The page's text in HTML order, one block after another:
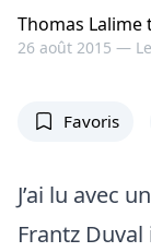
Thomas
26 août 2015 —
Favoris
J’ai lu avec
Frantz